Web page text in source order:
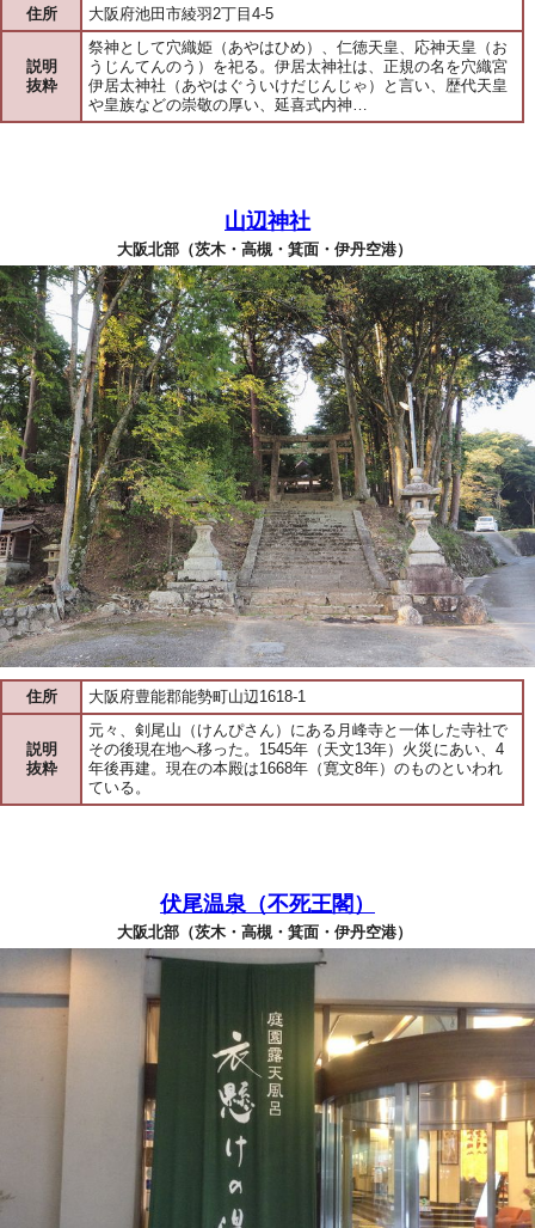
住所 大阪府池田市綾羽2丁目4-5
説明
抜粋
祭神として穴織姫（あやはひめ）、仁徳天皇、応神天皇（お
うじんてんのう）を祀る。伊居太神社は、正規の名を穴織宮
伊居太神社（あやはぐういけだじんじゃ）と言い、歴代天皇
や皇族などの崇敬の厚い、延喜式内神…
山辺神社
大阪北部（茨木・高槻・箕面・伊丹空港）
住所 大阪府豊能郡能勢町山辺1618-1
説明
抜粋
元々、剣尾山（けんぴさん）にある月峰寺と一体した寺社で
その後現在地へ移った。1545年（天文13年）火災にあい、4
年後再建。現在の本殿は1668年（寛文8年）のものといわれ
ている。
伏尾温泉（不死王閣）
大阪北部（茨木・高槻・箕面・伊丹空港）